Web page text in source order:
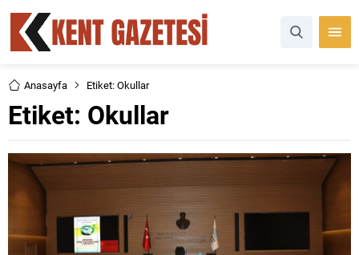
Anasayfa Etiket: Okullar
Etiket: Okullar